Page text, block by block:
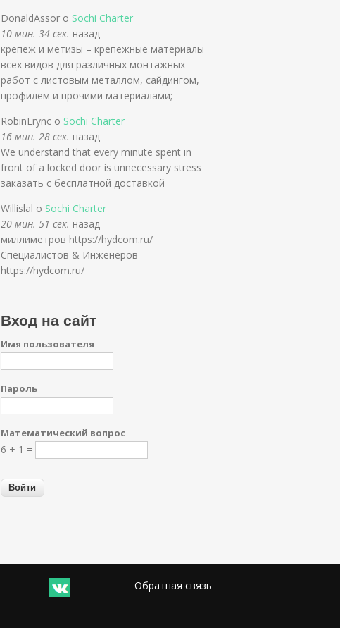
DonaldAssor о Sochi Charter
10 мин. 34 сек. назад
крепеж и метизы – крепежные материалы
всех видов для различных монтажных
работ с листовым металлом, сайдингом,
профилем и прочими материалами;
RobinErync о Sochi Charter
16 мин. 28 сек. назад
We understand that every minute spent in
front of a locked door is unnecessary stress
заказать с бесплатной доставкой
Willislal о Sochi Charter
20 мин. 51 сек. назад
миллиметров https://hydcom.ru/
Специалистов & Инженеров
https://hydcom.ru/
Вход на сайт
Имя пользователя
Пароль
Математический вопрос
6 + 1 =
Обратная связь